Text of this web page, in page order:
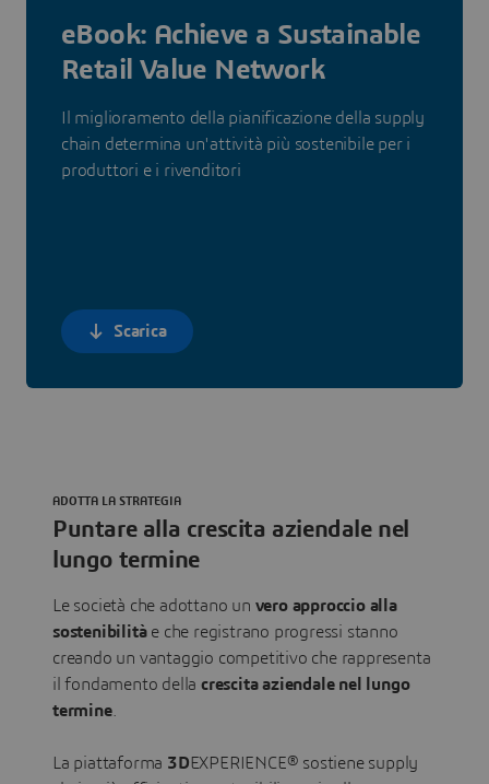
eBook: Achieve a Sustainable
Retail Value Network
Il miglioramento della pianificazione della supply
chain determina un'attività più sostenibile per i
produttori e i rivenditori
Scarica
Puntare alla crescita aziendale nel
lungo termine
ADOTTA LA STRATEGIA
Le società che adottano un vero approccio alla
sostenibilitàe che registrano progressi stanno
creando un vantaggio competitivo che rappresenta
il fondamento dellacrescita aziendale nel lungo
termine.
La piattaforma 3DEXPERIENCE® sostiene supply